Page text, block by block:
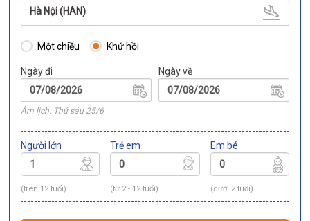
Hà Nội (HAN)
Một chiều Khứ hồi
Ngày đi
Âm lịch: Thứ sáu 25/6
Ngày về
Người lớn
(trên 12 tuổi)
Trẻ em
(từ 2 - 12 tuổi)
Em bé
(dưới 2 tuổi)